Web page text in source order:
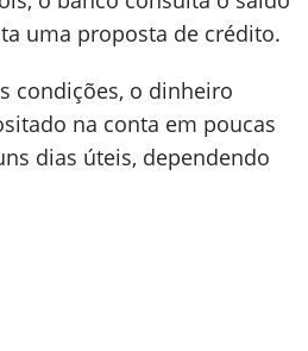
uma proposta de crédito.
condições, o dinheiro
na conta em poucas
dias úteis, dependendo